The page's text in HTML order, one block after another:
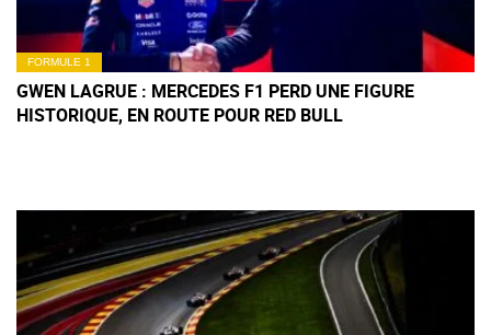
FORMULE 1
GWEN LAGRUE : MERCEDES F1 PERD UNE FIGURE
HISTORIQUE, EN ROUTE POUR RED BULL